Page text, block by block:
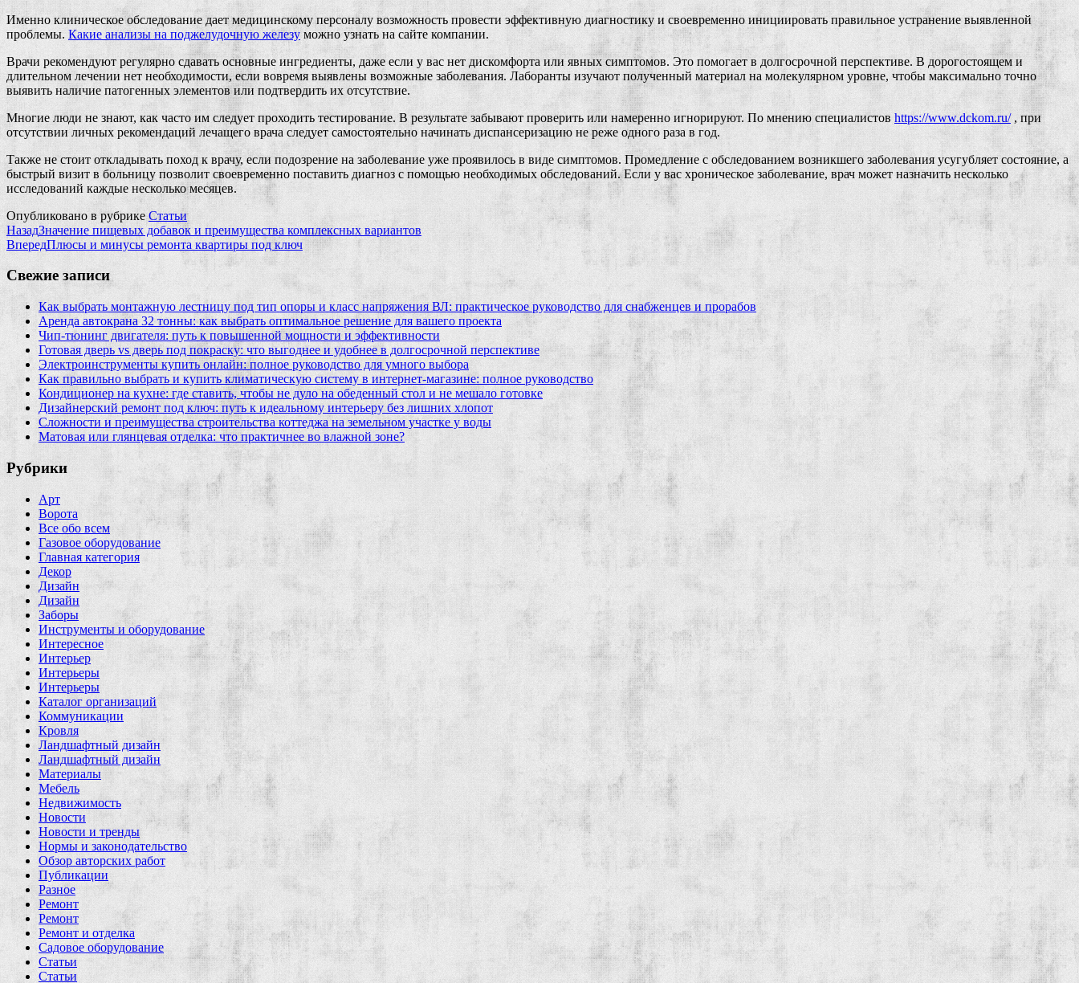
Именно клиническое обследование дает медицинскому персоналу возможность провести эффективную диагностику и своевременно инициировать правильное устранение выявленной
проблемы. Какие анализы на поджелудочную железу можно узнать на сайте компании.
Врачи рекомендуют регулярно сдавать основные ингредиенты, даже если у вас нет дискомфорта или явных симптомов. Это помогает в долгосрочной перспективе. В дорогостоящем и
длительном лечении нет необходимости, если вовремя выявлены возможные заболевания. Лаборанты изучают полученный материал на молекулярном уровне, чтобы максимально точно
выявить наличие патогенных элементов или подтвердить их отсутствие.
Многие люди не знают, как часто им следует проходить тестирование. В результате забывают проверить или намеренно игнорируют. По мнению специалистов https://www.dckom.ru/, при
отсутствии личных рекомендаций лечащего врача следует самостоятельно начинать диспансеризацию не реже одного раза в год.
Также не стоит откладывать поход к врачу, если подозрение на заболевание уже проявилось в виде симптомов. Промедление с обследованием возникшего заболевания усугубляет состояние, а
быстрый визит в больницу позволит своевременно поставить диагноз с помощью необходимых обследований. Если у вас хроническое заболевание, врач может назначить несколько
исследований каждые несколько месяцев.
Опубликовано в рубрикеСтатьи
НазадЗначение пищевых добавок и преимущества комплексных вариантов
ВпередПлюсы и минусы ремонта квартиры под ключ
Свежие записи
Как выбрать монтажную лестницу под тип опоры и класс напряжения ВЛ: практическое руководство для снабженцев и прорабов
Аренда автокрана 32 тонны: как выбрать оптимальное решение для вашего проекта
Чип‑тюнинг двигателя: путь к повышенной мощности и эффективности
Готовая дверь vs дверь под покраску: что выгоднее и удобнее в долгосрочной перспективе
Электроинструменты купить онлайн: полное руководство для умного выбора
Как правильно выбрать и купить климатическую систему в интернет‑магазине: полное руководство
Кондиционер на кухне: где ставить, чтобы не дуло на обеденный стол и не мешало готовке
Дизайнерский ремонт под ключ: путь к идеальному интерьеру без лишних хлопот
Сложности и преимущества строительства коттеджа на земельном участке у воды
Матовая или глянцевая отделка: что практичнее во влажной зоне?
Рубрики
Арт
Ворота
Все обо всем
Газовое оборудование
Главная категория
Декор
Дизайн
Дизайн
Заборы
Инструменты и оборудование
Интересное
Интерьер
Интерьеры
Интерьеры
Каталог организаций
Коммуникации
Кровля
Ландшафтный дизайн
Ландшафтный дизайн
Материалы
Мебель
Недвижимость
Новости
Новости и тренды
Нормы и законодательство
Обзор авторских работ
Публикации
Разное
Ремонт
Ремонт
Ремонт и отделка
Садовое оборудование
Статьи
Статьи